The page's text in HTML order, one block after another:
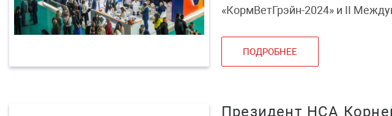
«КормВетГрэйн-2024» и II
ПОДРОБНЕЕ
Президент НСА